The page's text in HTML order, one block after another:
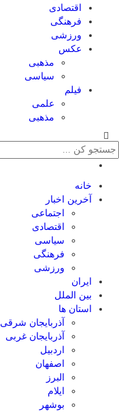
اقتصادی
فرهنگی
ورزشی
عکس
مذهبی
سیاسی
فیلم
علمی
مذهبی
خانه
آخرین اخبار
اجتماعی
اقتصادی
سیاسی
فرهنگی
ورزشی
ایران
بین الملل
استان ها
آذربایجان شرقی
آذربایجان غربی
اردبیل
اصفهان
البرز
ایلام
بوشهر